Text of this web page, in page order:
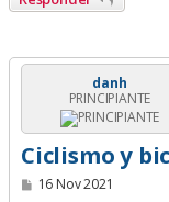
danh
PRINCIPIANTE
Ciclismo y
M16 Nov 2021